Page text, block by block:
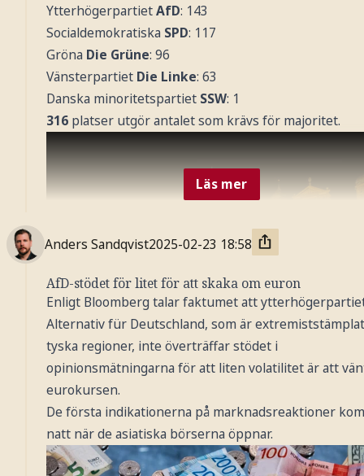
YtterhögerpartietAfD: 143
Socialdemokratiska SPD: 117
Gröna Die Grüne: 96
Vänsterpartiet Die Linke: 63
Danska minoritetspartiet SSW: 1
316 platser utgör antalet som krävs för majoritet.
Läs mer
Anders Sandqvist2025-02-23 18:58
AfD-stödet för litet för att skaka om euron
Enligt Bloomberg talar faktumet att
Alternativ für Deutschland, som är
tyska regioner, inte överträffar stödet i
opinionsmätningarna för att liten volatilitet är att
eurokursen.
De första indikationerna på marknadsreaktioner
natt när de asiatiska börserna öppnar.